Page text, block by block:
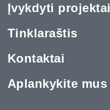
Įvykdyti projektai
Tinklaraštis
Kontaktai
Aplankykite mus